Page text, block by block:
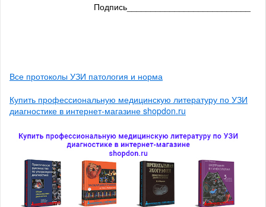
Подпись__________________________
Все протоколы УЗИ патология и норма
Купить профессиональную медицинскую литературу по УЗИ
диагностике в интернет-магазине shopdon.ru